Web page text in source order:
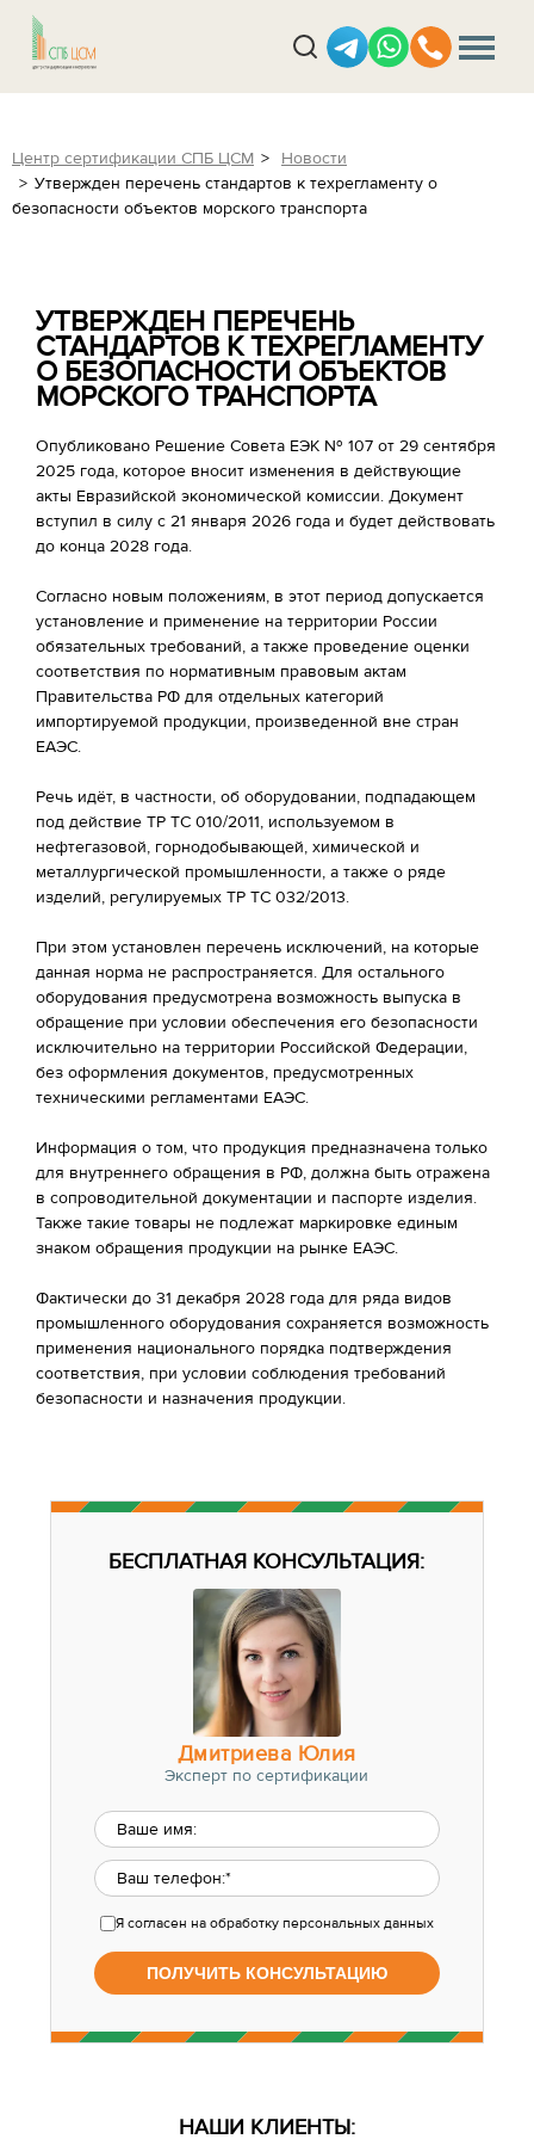
Центр сертификации СПБ ЦСМ
Новости
Утвержден перечень стандартов к техрегламенту о
безопасности объектов морского транспорта
УТВЕРЖДЕН ПЕРЕЧЕНЬ
СТАНДАРТОВ К ТЕХРЕГЛАМЕНТУ
О БЕЗОПАСНОСТИ ОБЪЕКТОВ
МОРСКОГО ТРАНСПОРТА
Опубликовано Решение Совета ЕЭК № 107 от 29 сентября
2025 года, которое вносит изменения в действующие
акты Евразийской экономической комиссии. Документ
вступил в силу с 21 января 2026 года и будет действовать
до конца 2028 года.
Согласно новым положениям, в этот период допускается
установление и применение на территории России
обязательных требований, а также проведение оценки
соответствия по нормативным правовым актам
Правительства РФ для отдельных категорий
импортируемой продукции, произведенной вне стран
ЕАЭС.
Речь идёт, в частности, об оборудовании, подпадающем
под действие ТР ТС 010/2011, используемом в
нефтегазовой, горнодобывающей, химической и
металлургической промышленности, а также о ряде
изделий, регулируемых ТР ТС 032/2013.
При этом установлен перечень исключений, на которые
данная норма не распространяется. Для остального
оборудования предусмотрена возможность выпуска в
обращение при условии обеспечения его безопасности
исключительно на территории Российской Федерации,
без оформления документов, предусмотренных
техническими регламентами ЕАЭС.
Информация о том, что продукция предназначена только
для внутреннего обращения в РФ, должна быть отражена
в сопроводительной документации и паспорте изделия.
Также такие товары не подлежат маркировке единым
знаком обращения продукции на рынке ЕАЭС.
Фактически до 31 декабря 2028 года для ряда видов
промышленного оборудования сохраняется возможность
применения национального порядка подтверждения
соответствия, при условии соблюдения требований
безопасности и назначения продукции.
БЕСПЛАТНАЯ КОНСУЛЬТАЦИЯ:
Дмитриева Юлия
Эксперт по сертификации
Я согласен на обработку персональных данных
НАШИ КЛИЕНТЫ: